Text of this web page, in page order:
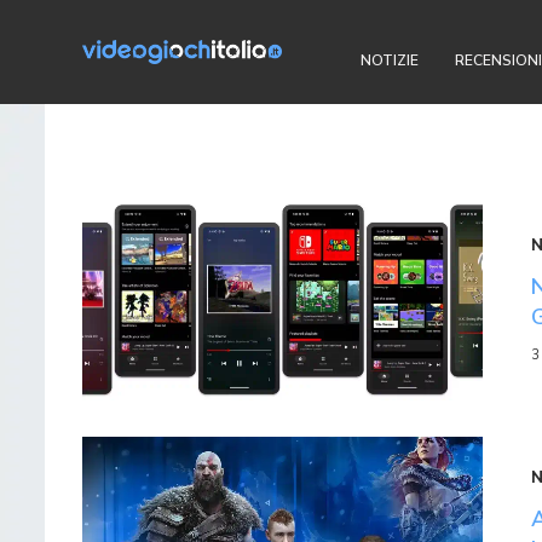
NOTIZIE RECENSIONI